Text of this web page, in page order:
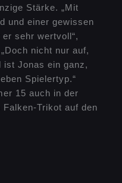
Stärke. „Mit
und einer gewissen
sehr wertvoll“,
nicht nur auf,
ist Jonas ein ganz,
Spielertyp.“
15 auch in der
Trikot auf den